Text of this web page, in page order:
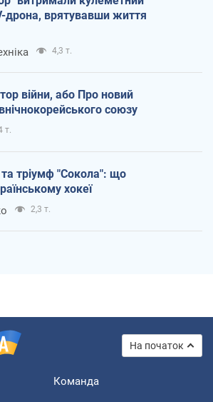
дрона, врятувавши життя
4,3 т.
війни, або Про новий
союзу
т.
та тріумф "Сокола": що
хокеї
2,3 т.
На початок
Команда